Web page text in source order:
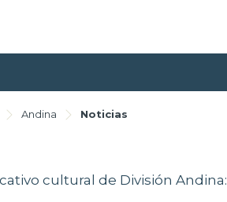
Andina Noticias
cultural de División Andina: